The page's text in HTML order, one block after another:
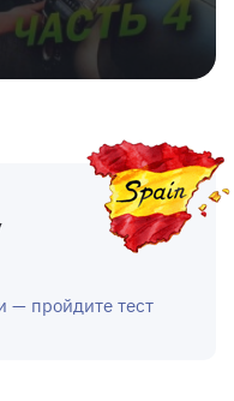
— пройдите тест